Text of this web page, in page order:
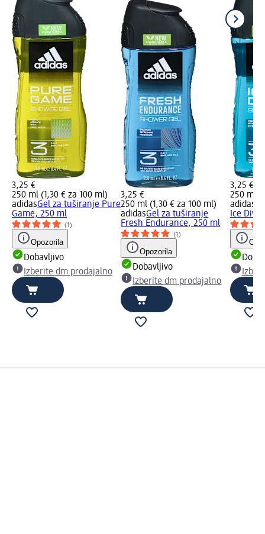
3,25 €
250 ml (1,30 € za 100 ml)
adidasGel za tuširanje Pure
Game, 250 ml
(1)
Opozorila
Dobavljivo
Izberite dm prodajalno
3,25 €
250 ml (1,30 € za 100 ml)
adidasGel za tuširanje
Fresh Endurance, 250 ml
(1)
Opozorila
Dobavljivo
Izberite dm prodajalno
3,25 €
250 ml
adidas
Ice